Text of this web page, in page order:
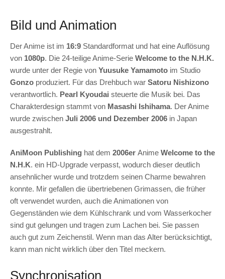
Bild und Animation
Der Anime ist im 16:9 Standardformat und hat eine Auflösung
von 1080p. Die 24-teilige Anime-Serie Welcome to the N.H.K.
wurde unter der Regie von Yuusuke Yamamoto im Studio
Gonzo produziert. Für das Drehbuch war Satoru Nishizono
verantwortlich. Pearl Kyoudai steuerte die Musik bei. Das
Charakterdesign stammt von Masashi Ishihama. Der Anime
wurde zwischen Juli 2006 und Dezember 2006 in Japan
ausgestrahlt.
AniMoon Publishing hat dem 2006er Anime Welcome to the
N.H.K. ein HD-Upgrade verpasst, wodurch dieser deutlich
ansehnlicher wurde und trotzdem seinen Charme bewahren
konnte. Mir gefallen die übertriebenen Grimassen, die früher
oft verwendet wurden, auch die Animationen von
Gegenständen wie dem Kühlschrank und vom Wasserkocher
sind gut gelungen und tragen zum Lachen bei. Sie passen
auch gut zum Zeichenstil. Wenn man das Alter berücksichtigt,
kann man nicht wirklich über den Titel meckern.
Synchronisation